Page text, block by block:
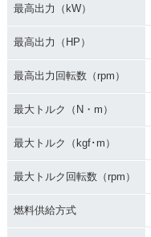
最高出力（kW）
最高出力（HP）
最高出力回転数（rpm）
最大トルク（N・m）
最大トルク（kgf･m）
最大トルク回転数（rpm）
燃料供給方式